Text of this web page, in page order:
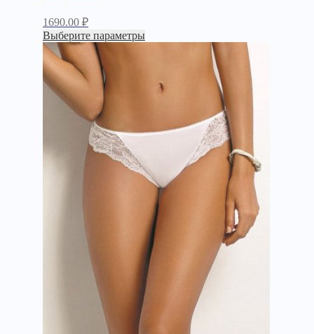
1690.00 ₽
Выберите параметры